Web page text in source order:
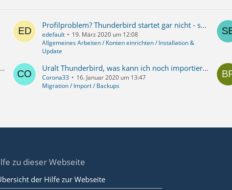
Profilproblem? Thunderbird startet gar nicht - seltsame Fehlermeldungen.
edefault
19. März 2020 um 12:08
Allgemeines Arbeiten / Konten einrichten / Installation &
Update
Großes Problem durch das neue Profil-Managing - benötige dringend eine Lösung! Uralt Thunderbird, was kann ich noch importieren?
Corona33
16. Januar 2020 um 13:47
Migration / Import / Backups
zu dieser Webseite
der Hilfe zur Webseite